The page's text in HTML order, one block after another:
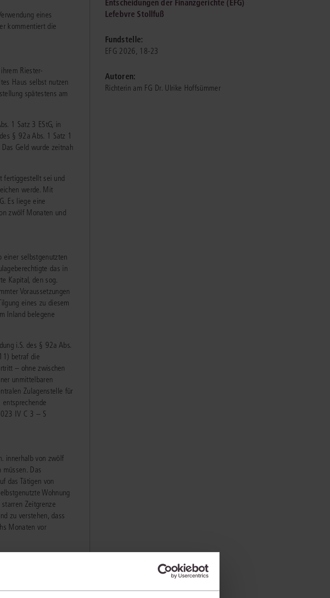
die zu Ihrem Fachgebiet passen.
Öffentliches Dienstrecht
Öffentliches Recht
Sozialrecht
Strafrecht
Fortbildungenfür Fachanwälte
eines
kommentiert die
Riester-
Haus selbst nutzen
spätestens am
1 Satz 3 EStG, in
§ 92a Abs. 1 Satz 1
Geld wurde zeitnah
fertiggestellt sei und
werde. Mit
Es liege eine
zwölf Monaten und
einer selbstgenutzten
das in
Kapital, den sog.
Voraussetzungen
eines zu diesem
Inland belegene
i.S. des § 92a Abs.
betraf die
– ohne zwischen
unmittelbaren
Zulagenstelle für
IV C 3 – S
innerhalb von zwölf
Das
das Tätigen von
Wohnung
Zeitgrenze
zu verstehen, dass
Monaten vor
planmäßigem Bau
eine Herstellung in
von einer von Anfang
zur steuerlichen
Entscheidungen der Finanzgerichte (EFG)
Lefebvre Stollfuß
Fundstelle:
EFG 2026, 18-23
Autoren:
Richterin am FG Dr. Ulrike Hoffsümmer